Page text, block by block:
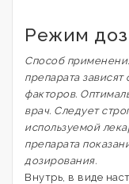
Режим
Способ
препарата
факторов.
врач. Следует
используемой
препарата
дозирования.
Внутрь, в виде